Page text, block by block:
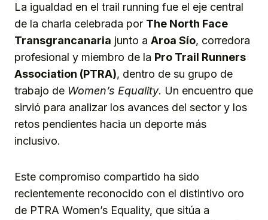
La igualdad en el trail running fue el eje central
de la charla celebrada por The North Face
Transgrancanaria junto a Aroa Sío, corredora
profesional y miembro de la Pro Trail Runners
Association (PTRA), dentro de su grupo de
trabajo de Women’s Equality. Un encuentro que
sirvió para analizar los avances del sector y los
retos pendientes hacia un deporte más
inclusivo.
Este compromiso compartido ha sido
recientemente reconocido con el distintivo oro
de PTRA Women’s Equality, que sitúa a